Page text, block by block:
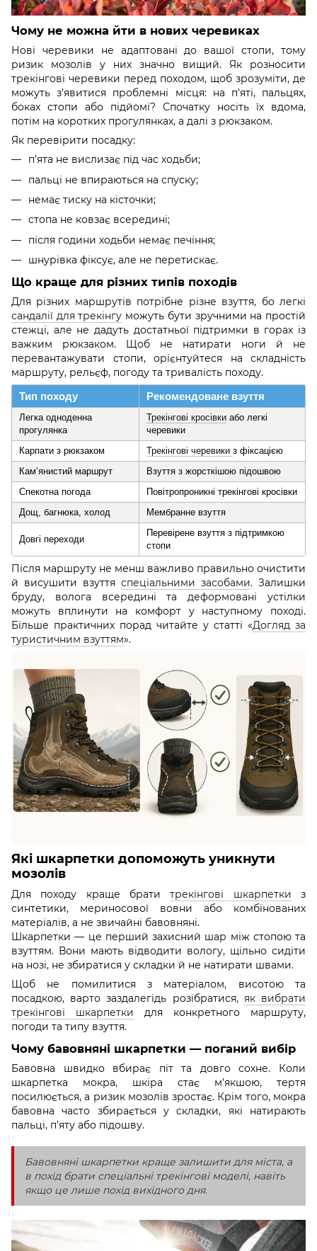
Чому не можна йти в нових черевиках
Нові черевики не адаптовані до вашої стопи, тому
ризик мозолів у них значно вищий. Як розносити
трекінгові черевики перед походом, щоб зрозуміти, де
можуть з’явитися проблемні місця: на п’яті, пальцях,
боках стопи або підйомі? Спочатку носіть їх вдома,
потім на коротких прогулянках, а далі з рюкзаком.
Як перевірити посадку:
п’ята не вислизає під час ходьби;
пальці не впираються на спуску;
немає тиску на кісточки;
стопа не ковзає всередині;
після години ходьби немає печіння;
шнурівка фіксує, але не перетискає.
Що краще для різних типів походів
Для різних маршрутів потрібне різне взуття, бо легкі
сандалії для трекінгу можуть бути зручними на простій
стежці, але не дадуть достатньої підтримки в горах із
важким рюкзаком. Щоб не натирати ноги й не
перевантажувати стопи, орієнтуйтеся на складність
маршруту, рельєф, погоду та тривалість походу.
Тип походу Рекомендоване взуття
Легка одноденна
прогулянка
Трекінгові кросівки або легкі
черевики
Карпати з рюкзаком
Трекінгові черевики з фіксацією
Кам’янистий маршрут
Взуття з жорсткішою підошвою
Спекотна погода
Повітропроникні трекінгові кросівки
Дощ, багнюка, холод
Мембранне взуття
Довгі переходи
Перевірене взуття з підтримкою
стопи
Після маршруту не менш важливо правильно очистити
й висушити взуття спеціальними засобами. Залишки
бруду, волога всередині та деформовані устілки
можуть вплинути на комфорт у наступному поході.
Більше практичних порад читайте у статті «Догляд за
туристичним взуттям».
Які шкарпетки допоможуть уникнути
мозолів
Для походу краще братитрекінгові шкарпетки з
синтетики, мериносової вовни або комбінованих
матеріалів, а не звичайні бавовняні.
Шкарпетки — це перший захисний шар між стопою та
взуттям. Вони мають відводити вологу, щільно сидіти
на нозі, не збиратися у складки й не натирати швами.
Щоб не помилитися з матеріалом, висотою та
посадкою, варто заздалегідь розібратися, як вибрати
трекінгові шкарпетки для конкретного маршруту,
погоди та типу взуття.
Чому бавовняні шкарпетки — поганий вибір
Бавовна швидко вбирає піт та довго сохне. Коли
шкарпетка мокра, шкіра стає м’якшою, тертя
посилюється, а ризик мозолів зростає. Крім того, мокра
бавовна часто збирається у складки, які натирають
пальці, п’яту або підошву.
Бавовняні шкарпетки краще залишити для міста, а
в похід брати спеціальні трекінгові моделі, навіть
якщо це лише похід вихідного дня.